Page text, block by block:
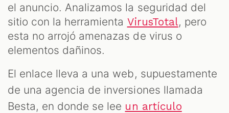
el anuncio. Analizamos la seguridad del
sitio con la herramienta VirusTotal, pero
esta no arrojó amenazas de virus o
elementos dañinos.
El enlace lleva a una web, supuestamente
de una agencia de inversiones llamada
Besta, en donde se lee un artículo